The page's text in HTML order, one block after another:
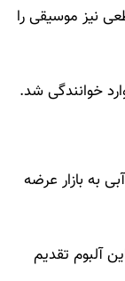
نیز موسیقی را
به بازار عرضه
آلبوم تقدیم